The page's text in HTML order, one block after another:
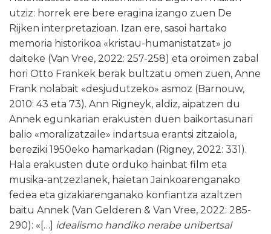
utziz: horrek ere bere eragina izango zuen De
Rijken interpretazioan. Izan ere, sasoi hartako
memoria historikoa «kristau-humanistatzat» jo
daiteke (Van Vree, 2022: 257-258) eta oroimen zabal
hori Otto Frankek berak bultzatu omen zuen, Anne
Frank nolabait «desjudutzeko» asmoz (Barnouw,
2010: 43 eta 73). Ann Rigneyk, aldiz, aipatzen du
Annek egunkarian erakusten duen baikortasunari
balio «moralizatzaile» indartsua erantsi zitzaiola,
bereziki 1950eko hamarkadan (Rigney, 2022: 331).
Hala erakusten dute orduko hainbat film eta
musika-antzezlanek, haietan Jainkoarenganako
fedea eta gizakiarenganako konfiantza azaltzen
baitu Annek (Van Gelderen & Van Vree, 2022: 285-
290): «[…] idealismo handiko nerabe unibertsal